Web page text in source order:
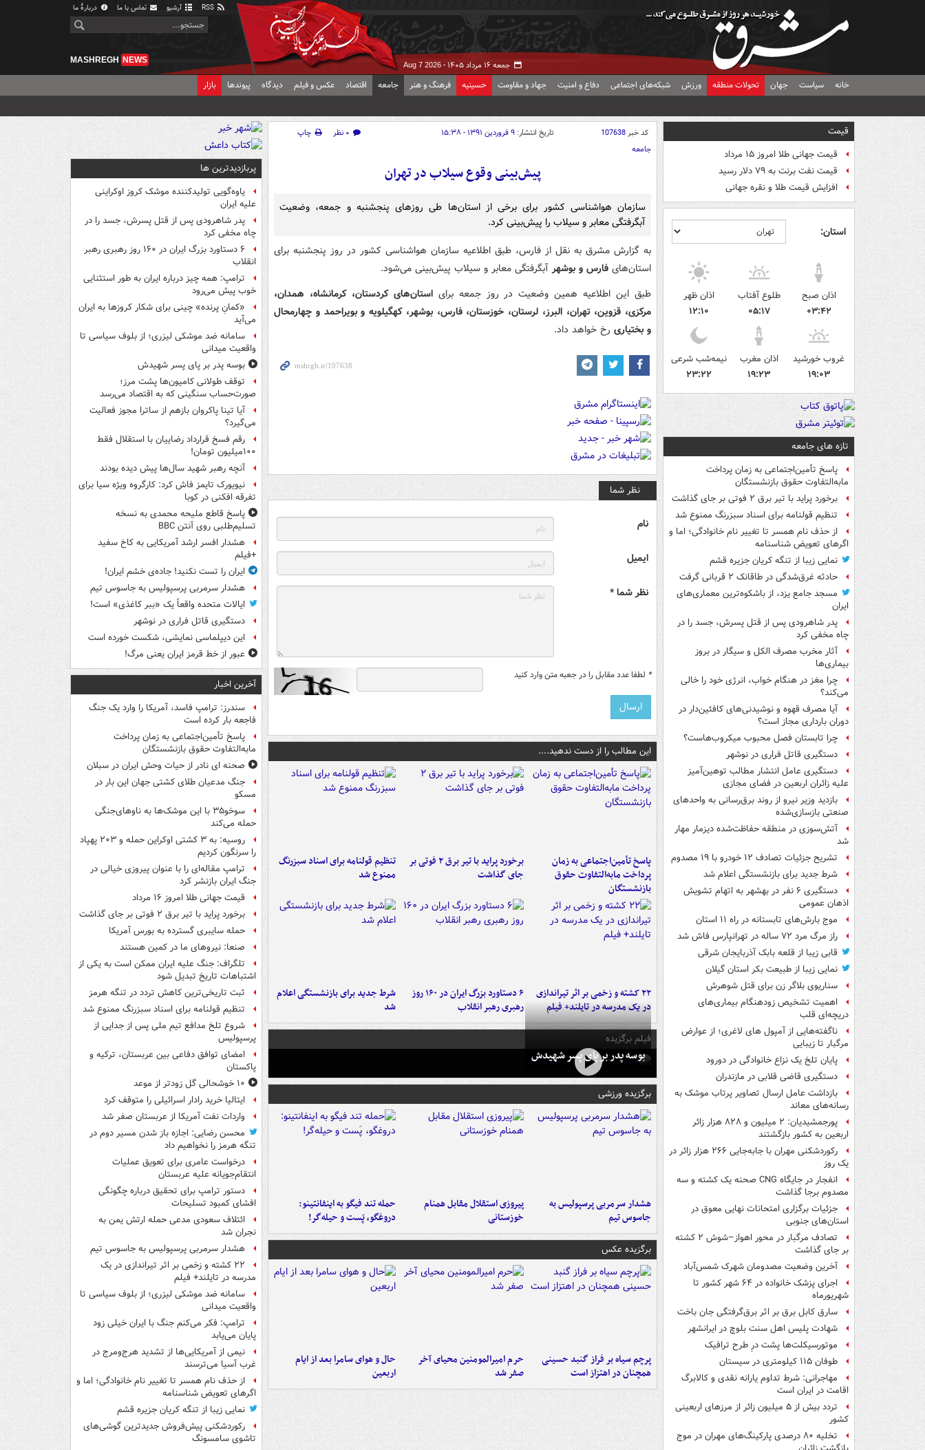
آرشیو تماس با ما دربارهٔ ما
جمعه ۱۶ مرداد ۱۴۰۵ - Aug 7 2026
MASHREGH NEWS
خانه سیاست جهان تحولات منطقه ورزش شبکه‌های اجتماعی دفاع و امنیت جهاد و مقاومت حسینیه فرهنگ و هنر جامعه اقتصاد عکس و فیلم دیدگاه پیوندها بازار
قیمت
قیمت جهانی طلا امروز ۱۵ مرداد
قیمت نفت برنت به ۷۹ دلار رسید
افزایش قیمت طلا و نقره جهانی
استان:
اذان صبح
۰۳:۴۲
طلوع آفتاب
۰۵:۱۷
اذان ظهر
۱۲:۱۰
غروب خورشید
۱۹:۰۳
اذان مغرب
۱۹:۲۳
نیمه‌شب شرعی
۲۳:۲۲
تازه های جامعه
پاسخ تأمین‌اجتماعی به زمان پرداخت
مابه‌التفاوت حقوق بازنشستگان
برخورد پراید با تیر برق ۲ فوتی بر جای گذاشت
تنظیم قولنامه برای اسناد سبزرنگ ممنوع شد
از حذف نام همسر تا تغییر نام خانوادگی؛ اما و
اگرهای تعویض شناسنامه
نمایی زیبا از تنگه کریان جزیره قشم
حادثه غرق‌شدگی در طاقانک ۲ قربانی گرفت
مسجد جامع یزد، از باشکوه‌ترین معماری‌های
ایران
پدر شاهرودی پس از قتل پسرش، جسد را در
چاه مخفی کرد
آثار مخرب مصرف الکل و سیگار در بروز
بیماری‌ها
چرا مغز در هنگام خواب، انرژی خود را خالی
می‌کند؟
آیا مصرف قهوه و نوشیدنی‌های کافئین‌دار در
دوران بارداری مجاز است؟
چرا تابستان فصل محبوب میکروب‌هاست؟
دستگیری قاتل فراری در نوشهر
دستگیری عامل انتشار مطالب توهین‌آمیز
علیه زائران اربعین در فضای مجازی
بازدید وزیر نیرو از روند برق‌رسانی به واحدهای
صنعتی بازسازی‌شده
آتش‌سوزی در منطقه حفاظت‌شده دیزمار مهار
شد
تشریح جزئیات تصادف ۱۲ خودرو با ۱۹ مصدوم
شرط جدید برای بازنشستگی اعلام شد
دستگیری ۶ نفر در بهشهر به اتهام تشویش
اذهان عمومی
موج بارش‌های تابستانه در راه ۱۱ استان
راز مرگ مرد ۷۲ ساله در تهرانپارس فاش شد
قابی زیبا از قلعه بابک آذربایجان شرقی
نمایی زیبا از طبیعت بکر استان گیلان
سناریوی بلاگر زن برای قتل شوهرش
اهمیت تشخیص زودهنگام بیماری‌های
دریچه‌ای قلب
ناگفته‌هایی از آمپول های لاغری؛ از عوارض
مرگبار تا زیبایی
پایان تلخ یک نزاع خانوادگی در دورود
دستگیری قاضی قلابی در مازندران
بازداشت عامل ارسال تصاویر پرتاب موشک به
رسانه‌های معاند
پورجمشیدیان: ۲ میلیون و ۸۲۸ هزار زائر
اربعین به کشور بازگشتند
رکوردشکنی مهران با جابه‌جایی ۲۶۶ هزار زائر در
یک روز
انفجار در جایگاه CNG صحنه یک کشته و سه
مصدوم برجا گذاشت
جزئیات برگزاری امتحانات نهایی معوق در
استان‌های جنوبی
تصادف مرگبار در محور اهواز–شوش ۲ کشته
بر جای گذاشت
آخرین وضعیت مصدومان شهرک شمس‌آباد
اجرای پزشک خانواده در ۶۴ شهر کشور تا
شهریورماه
سارق کابل برق بر اثر برق‌گرفتگی جان باخت
شهادت پلیس اهل سنت بلوچ در ایرانشهر
موتورسیکلت‌ها پشت درِ طرح ترافیک
طوفان ۱۱۵ کیلومتری در سیستان
مهاجرانی: شرط تداوم یارانه نقدی و کالابرگ
اقامت در ایران است
تردد بیش از ۵ میلیون زائر از مرزهای اربعینی
کشور
تخلیه ۸۰ درصدی پارکینگ‌های مهران در موج
کد خبر107638 تاریخ انتشار: ۹ فروردین ۱۳۹۱ - ۱۵:۳۸ ۰ نظر
چاپ
جامعه
پیش‌بینی وقوع سیلاب در تهران
سازمان هواشناسی کشور برای برخی از استان‌ها طی روزهای پنجشنبه و جمعه، وضعیت
آبگرفتگی معابر و سیلاب را پیش‌بینی کرد.
به گزارش مشرق به نقل از فارس، طبق اطلاعیه سازمان هواشناسی کشور در روز پنجشنبه برای
استان‌های فارس و بوشهرآبگرفتگی معابر و سیلاب پیش‌بینی می‌شود.
طبق این اطلاعیه همین وضعیت در روز جمعه برایاستان‌های کردستان، کرمانشاه، همدان،
مرکزی، قزوین، تهران، البرز، لرستان، خوزستان، فارس، بوشهر، کهگیلویه و بویراحمد و چهارمحال
و بختیاری رخ خواهد داد.
نظر شما
نام
ایمیل
نظر شما *
* لطفا عدد مقابل را در جعبه متن وارد کنید
این مطالب را از دست ندهید....
پاسخ تأمین‌اجتماعی به زمان
پرداخت مابه‌التفاوت حقوق
بازنشستگان
برخورد پراید با تیر برق ۲ فوتی بر
جای گذاشت
تنظیم قولنامه برای اسناد سبزرنگ
ممنوع شد
۲۲ کشته و زخمی بر اثر تیراندازی
در یک مدرسه در تایلند+ فیلم
۶ دستاورد بزرگ ایران در ۱۶۰ روز
رهبری رهبر انقلاب
شرط جدید برای بازنشستگی اعلام
شد
فیلم برگزیده
بوسه‌ پدر بر پای پسر شهیدش
برگزیده ورزشی
هشدار سرمربی پرسپولیس به
جاسوس تیم
پیروزی استقلال مقابل همنام
خوزستانی
حمله تند فیگو به اینفانتینو:
دروغگو، پَست‌ و حیله‌گر!
برگزیده عکس
پرچم سیاه بر فراز گنبد حسینی
همچنان در اهتزاز است
حرم امیرالمومنین محیای آخر
صفر شد
حال و هوای سامرا بعد از ایام
اربعین
پربازدیدترین ها
یاوه‌گویی تولیدکننده موشک کروز اوکراینی
علیه ایران
پدر شاهرودی پس از قتل پسرش، جسد را در
چاه مخفی کرد
۶ دستاورد بزرگ ایران در ۱۶۰ روز رهبری رهبر
انقلاب
ترامپ: همه چیز درباره ایران به طور استثنایی
خوب پیش می‌رود
«کمانِ پرنده» چینی برای شکار کروزها به ایران
می‌آید
سامانه ضد موشکی لیزری؛ از بلوف سیاسی تا
واقعیت میدانی
بوسه‌ پدر بر پای پسر شهیدش
توقف طولانی کامیون‌ها پشت مرز؛
صورت‌حساب سنگینی که به اقتصاد می‌رسد
آیا تینا پاکروان بازهم از ساترا مجوز فعالیت
می‌گیرد؟
رقم فسخ قرارداد رضاییان با استقلال فقط
۱۰۰میلیون تومان!
آنچه رهبر شهید سال‌ها پیش دیده بودند
نیویورک تایمز فاش کرد: کارگروه ویژه سیا برای
تفرقه افکنی در کوبا
پاسخ قاطع ملیحه محمدی به نسخه
تسلیم‌طلبی روی آنتن BBC
هشدار افسر ارشد آمریکایی به کاخ سفید
+فیلم
ایران را تست نکنید! جاده‌ی خشم ایران!
هشدار سرمربی پرسپولیس به جاسوس تیم
ایالات متحده واقعاً یک «ببر کاغذی» است!
دستگیری قاتل فراری در نوشهر
این دیپلماسی نمایشی، شکست خورده است
عبور از خط قرمز ایران یعنی مرگ!
آخرین اخبار
سندرز: ترامپ فاسد، آمریکا را وارد یک جنگ
فاجعه بار کرده است
پاسخ تأمین‌اجتماعی به زمان پرداخت
مابه‌التفاوت حقوق بازنشستگان
صحنه ای نادر از حیات وحش ایران در سبلان
جنگ مدعیان طلای کشتی جهان این بار در
مسکو
سوخو۳۵ با این موشک‌ها به ناوهای‌جنگی
حمله می‌کند
روسیه: به ۳ کشتی اوکراین حمله و ۲۰۳ پهپاد
را سرنگون کردیم
ترامپ مقاله‌ای را با عنوان پیروزی خیالی در
جنگ ایران بازنشر کرد
قیمت جهانی طلا امروز ۱۶ مرداد
برخورد پراید با تیر برق ۲ فوتی بر جای گذاشت
حمله سایبری گسترده به بورس آمریکا
صنعا: نیروهای ما در کمین‌ هستند
تلگراف: جنگ علیه ایران ممکن است به یکی از
اشتباهات تاریخ تبدیل شود
ثبت تاریخی‌ترین کاهش تردد در تنگه هرمز
تنظیم قولنامه برای اسناد سبزرنگ ممنوع شد
شروع تلخ مدافع تیم ملی پس از جدایی از
پرسپولیس
امضای توافق دفاعی بین عربستان، ترکیه و
پاکستان
۱۰ خوشحالی گل زودتر از موعد
ایتالیا خرید رادار اسرائیلی را متوقف کرد
واردات نفت آمریکا از عربستان صفر شد
محسن رضایی: اجازه باز شدن مسیر دوم در
تنگه هرمز را نخواهیم داد
درخواست عامری برای تعویق عملیات
انتقام‌جویانه علیه عربستان
دستور ترامپ برای تحقیق درباره چگونگی
افشای کمبود تسلیحات
ائتلاف سعودی مدعی حمله ارتش یمن به
نجران شد
هشدار سرمربی پرسپولیس به جاسوس تیم
۲۲ کشته و زخمی بر اثر تیراندازی در یک
مدرسه در تایلند+ فیلم
سامانه ضد موشکی لیزری؛ از بلوف سیاسی تا
واقعیت میدانی
ترامپ: فکر می‌کنم جنگ با ایران خیلی زود
پایان می‌یابد
نیمی از آمریکایی‌ها از تشدید هرج‌ومرج در
غرب آسیا می‌ترسند
از حذف نام همسر تا تغییر نام خانوادگی؛ اما و
اگرهای تعویض شناسنامه
نمایی زیبا از تنگه کریان جزیره قشم
رکوردشکنی پیش‌فروش جدیدترین گوشی‌های
تاشوی سامسونگ